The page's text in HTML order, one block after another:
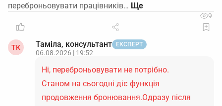
переброньовувати працівників…
9
ТК Таміла, консультант ЕКСПЕРТ
06.08.2026 | 19:52
Ні, переброньовувати не потрібно.
Станом на сьогодні діє функція
продовження бронювання.Одразу після